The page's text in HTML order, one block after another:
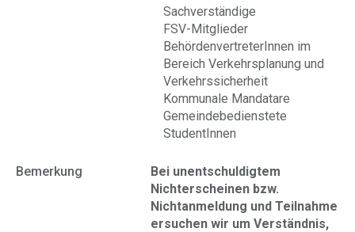
Sachverständige
FSV-Mitglieder
BehördenvertreterInnen im
Bereich Verkehrsplanung und
Verkehrssicherheit
Kommunale Mandatare
Gemeindebedienstete
StudentInnen
Bemerkung
Bei unentschuldigtem
Nichterscheinen bzw.
Nichtanmeldung und Teilnahme
ersuchen wir um Verständnis,